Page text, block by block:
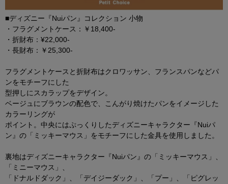
■ディズニー『Nuiパン』コレクション 小物
・フラグメントケース：￥18,400-
・折財布：¥22,000-
・長財布：￥25,300-
フラグメントケースと折財布はクロワッサン、フランスパンなどパ
ンをモチーフにした
型押しにスカラップをデザイン。
ベージュにブラウンの配色で、こんがり焼けたパンをイメージした
カラーリングが
ポイント。中央にはぷっくりしたディズニーキャラクター『Nuiパ
ン』の「ミッキーマウス」をモチーフにした金具を使用しました。
裏地はディズニーキャラクター『Nuiパン』の「ミッキーマウス」、
「ミニーマウス」、
「ドナルドダック」、「デイジーダック」、「プー」、「ピグレッ